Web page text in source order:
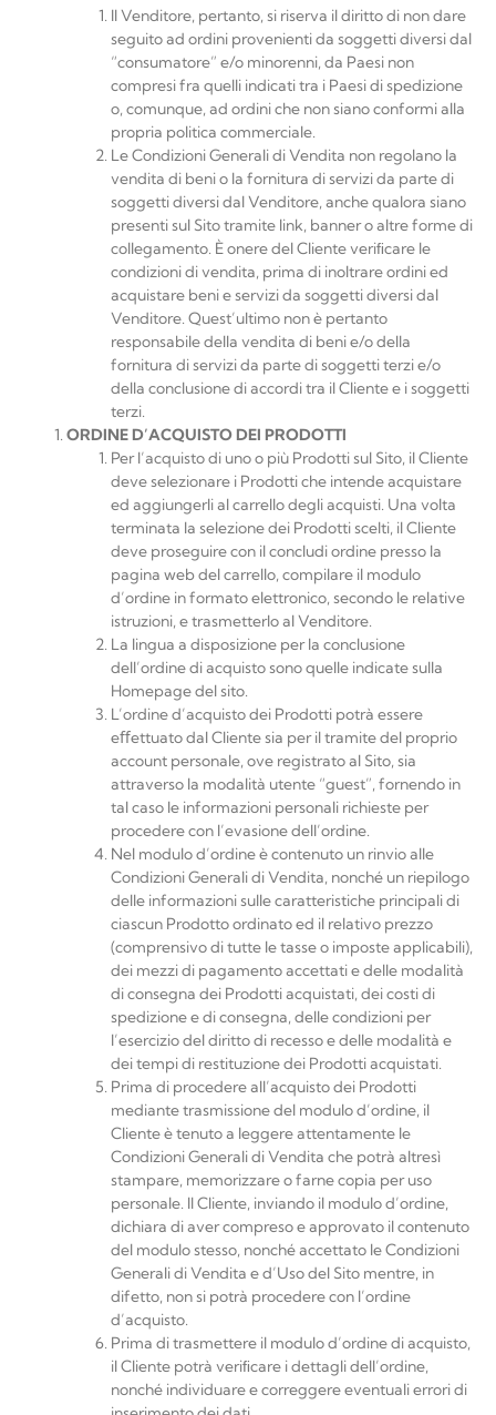
Il Venditore, pertanto, si riserva il diritto di non dare
seguito ad ordini provenienti da soggetti diversi dal
“consumatore” e/o minorenni, da Paesi non
compresi fra quelli indicati tra i Paesi di spedizione
o, comunque, ad ordini che non siano conformi alla
propria politica commerciale.
Le Condizioni Generali di Vendita non regolano la
vendita di beni o la fornitura di servizi da parte di
soggetti diversi dal Venditore, anche qualora siano
presenti sul Sito tramite link, banner o altre forme di
collegamento. È onere del Cliente veriﬁcare le
condizioni di vendita, prima di inoltrare ordini ed
acquistare beni e servizi da soggetti diversi dal
Venditore. Quest’ultimo non è pertanto
responsabile della vendita di beni e/o della
fornitura di servizi da parte di soggetti terzi e/o
della conclusione di accordi tra il Cliente e i soggetti
terzi.
ORDINED’ACQUISTODEI PRODOTTI
Per l’acquisto di uno o più Prodotti sul Sito, il Cliente
deve selezionare i Prodotti che intende acquistare
ed aggiungerli al carrello degli acquisti. Una volta
terminata la selezione dei Prodotti scelti, il Cliente
deve proseguire con il concludi ordine presso la
pagina web del carrello, compilare il modulo
d’ordine in formato elettronico, secondo le relative
istruzioni, e trasmetterlo al Venditore.
La lingua a disposizione per la conclusione
dell’ordine di acquisto sono quelle indicate sulla
Homepage del sito.
L’ordine d’acquisto dei Prodotti potrà essere
eﬀettuato dal Cliente sia per il tramite del proprio
account personale, ove registrato al Sito, sia
attraverso la modalità utente “guest”, fornendo in
tal caso le informazioni personali richieste per
procedere con l’evasione dell’ordine.
Nel modulo d’ordine è contenuto un rinvio alle
Condizioni Generali di Vendita, nonché un riepilogo
delle informazioni sulle caratteristiche principali di
ciascun Prodotto ordinato ed il relativo prezzo
(comprensivo di tutte le tasse o imposte applicabili),
dei mezzi di pagamento accettati e delle modalità
di consegna dei Prodotti acquistati, dei costi di
spedizione e di consegna, delle condizioni per
l’esercizio del diritto di recesso e delle modalità e
dei tempi di restituzione dei Prodotti acquistati.
Prima di procedere all’acquisto dei Prodotti
mediante trasmissione del modulo d’ordine, il
Cliente è tenuto a leggere attentamente le
Condizioni Generali di Vendita che potrà altresì
stampare, memorizzare o farne copia per uso
personale. Il Cliente, inviando il modulo d’ordine,
dichiara di aver compreso e approvato il contenuto
del modulo stesso, nonché accettato le Condizioni
Generali di Vendita e d’Uso del Sito mentre, in
difetto, non si potrà procedere con l’ordine
d’acquisto.
Prima di trasmettere il modulo d’ordine di acquisto,
il Cliente potrà veriﬁcare i dettagli dell’ordine,
nonché individuare e correggere eventuali errori di